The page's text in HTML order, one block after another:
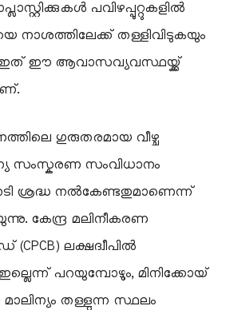
പവിഴപ്പുറ്റുകളിൽ
നാശത്തിലേക്ക് തള്ളിവിടുകയും
ഇത് ഈ ആവാസവ്യവസ്ഥയ്ക്ക്
ഗുരുതരമായ വീഴ്ച
സംസ്കരണ സംവിധാനം
ശ്രദ്ധ നൽകേണ്ടതുമാണെന്ന്
കേന്ദ്ര മലിനീകരണ
ലക്ഷദ്വീപിൽ
പറയുമ്പോഴും, മിനിക്കോയ്
മാലിന്യം തള്ളുന്ന സ്ഥലം